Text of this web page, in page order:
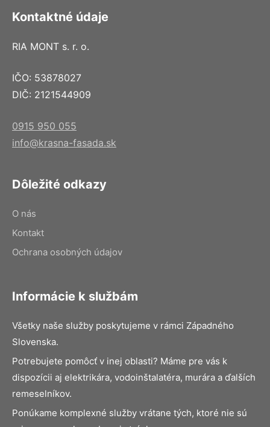
Kontaktné údaje
RIA MONT s. r. o.
IČO: 53878027
DIČ: 2121544909
0915 950 055
info@krasna-fasada.sk
Dôležité odkazy
O nás
Kontakt
Ochrana osobných údajov
Informácie k službám
Všetky naše služby poskytujeme v rámci Západného
Slovenska.
Potrebujete pomôcť v inej oblasti? Máme pre vás k
dispozícii aj elektrikára, vodoinštalatéra, murára a ďalších
remeselníkov.
Ponúkame komplexné služby vrátane tých, ktoré nie sú